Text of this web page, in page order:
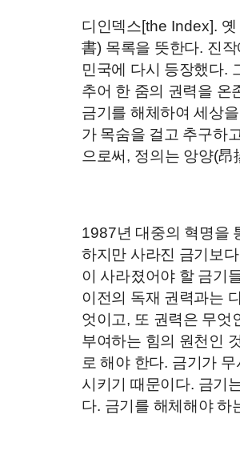
디인덱스[the Index].
書) 목록을 뜻한다. 진
민국에 다시 등장했다.
추어 한 줌의 권력을 온
금기를 해체하여 세상
가 목숨을 걸고 추구하
으로써 , 정의는 앙양(昂
1987년 대중의 혁명을
하지만 사라진 금기보
이 사라졌어야 할 금기
이전의 독재 권력과는
엇이고, 또 권력은 무엇
부여하는 힘의 원천인
로 해야 한다. 금기가 무
시키기 때문이다. 금기
다. 금기를 해체해야 하